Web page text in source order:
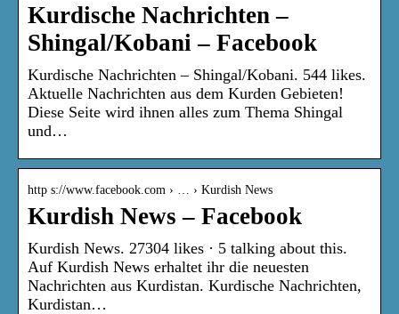
Kurdische Nachrichten –
Shingal/Kobani – Facebook
Kurdische Nachrichten – Shingal/Kobani. 544 likes.
Aktuelle Nachrichten aus dem Kurden Gebieten!
Diese Seite wird ihnen alles zum Thema Shingal
und…
http s://www.facebook.com › … › Kurdish News
Kurdish News – Facebook
Kurdish News. 27304 likes · 5 talking about this.
Auf Kurdish News erhaltet ihr die neuesten
Nachrichten aus Kurdistan. Kurdische Nachrichten,
Kurdistan…